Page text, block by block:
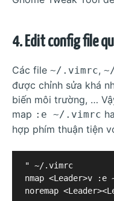
4. Edit config file
Các file ~/.vimrc,
được chỉnh sửa khá
biến môi trường, …
map :e ~/.vimrc
hợp phím thuận tiện
" ~/.vimrc
nmap <Leader>v :e ~/.vimrc<CR>